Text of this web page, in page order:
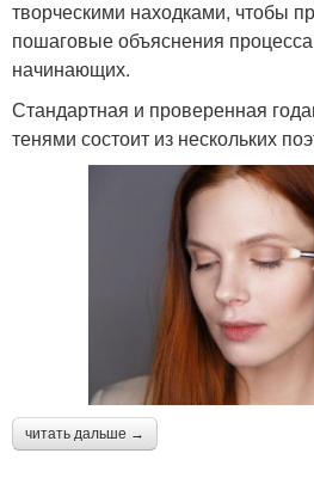
творческими находками, чтобы
пошаговые объяснения
начинающих.
Стандартная и проверенная
тенями состоит из нескольких
читать дальше →